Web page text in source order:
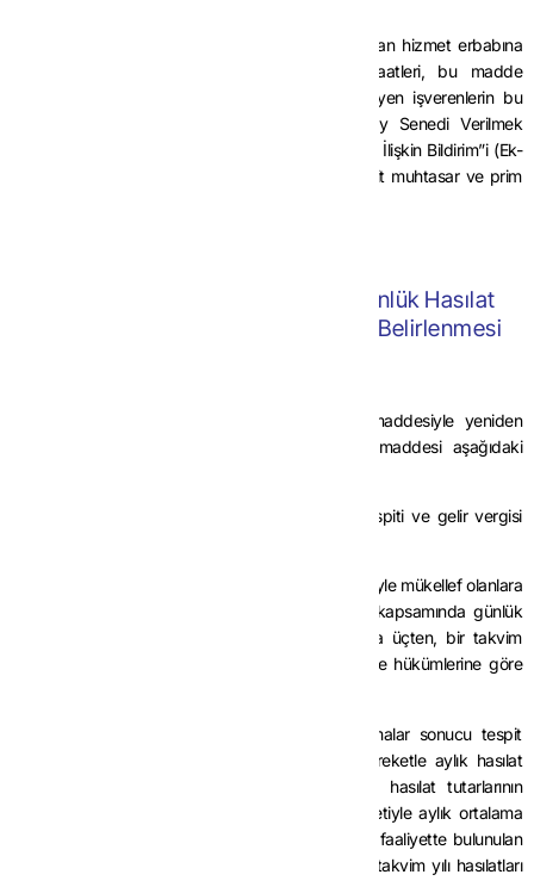
(9) 193 sayılı Kanunun 17 nci maddesinde yer alan hizmet erbabına
pay senedi verilmek suretiyle sağlanan menfaatleri, bu madde
kapsamındaki ücret istisnasına konu etmek isteyen işverenlerin bu
Tebliğin ekinde yer alan “Hizmet Erbabına Pay Senedi Verilmek
Suretiyle Sağlanan Menfaatlerde Ücret İstisnasına İlişkin Bildirim”i (Ek-
1) doldurmaları ve pay senetlerinin verildiği aya ait muhtasar ve prim
Ticari ve Mesleki Kazançlarda Günlük Hasılat
Tespiti ve Gelir Vergisi Matrahının Belirlenmesi
(1) 7524 sayılı Kanunun 3 üncü maddesiyle yeniden
düzenlenen Gelir Vergisi Kanununun 69 uncu maddesi aşağıdaki
“Ticari ve mesleki kazançlarda günlük hasılat tespiti ve gelir vergisi
MADDE 69- Ticari veya mesleki faaliyetleri nedeniyle mükellef olanlara
yönelik, Vergi Usul Kanununun 127 nci maddesi kapsamında günlük
hasılat tutarlarını tespit etmek amacıyla bir ayda üçten, bir takvim
yılında on ikiden az olmamak kaydıyla bu madde hükümlerine göre
Birinci fıkra kapsamında İdarece yapılan yoklamalar sonucu tespit
edilen günlük hasılat tutarları ortalamasından hareketle aylık hasılat
tutarı hesaplanır. Bu şekilde tespit edilen aylık hasılat tutarlarının
toplamı, tespit yapılan ay sayısına bölünmek suretiyle aylık ortalama
hasılat tutarı belirlenir. Aylık ortalama hasılat tutarı, faaliyette bulunulan
ay sayısı ile çarpılmak suretiyle mükelleflerin ilgili takvim yılı hasılatları